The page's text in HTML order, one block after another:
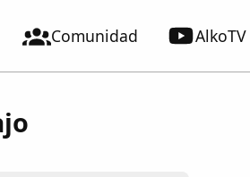
Comunidad AlkoTV